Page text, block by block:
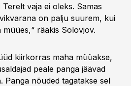
vaja ei oleks. Samas
on palju suurem, kui
rääkis Solovjov.
kiirkorras maha müüakse,
peale panga jäävad
Panga nõuded tagatakse sel